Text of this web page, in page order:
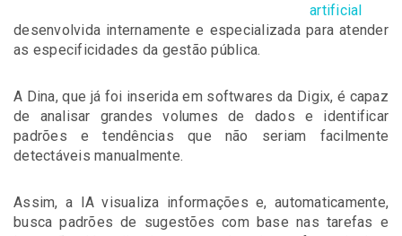
artificial
desenvolvida internamente e especializada para atender
as especificidades da gestão pública.
A Dina, que já foi inserida em softwares da Digix, é capaz
de analisar grandes volumes de dados e identificar
padrões e tendências que não seriam facilmente
detectáveis manualmente.
Assim, a IA visualiza informações e, automaticamente,
busca padrões de sugestões com base nas tarefas e